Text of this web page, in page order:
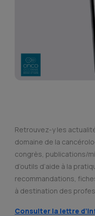
Retrouvez-y les
domaine de la
congrès, publications/
d’outils d’aide à la
recommandations,
à destination des
Consulter la lettre